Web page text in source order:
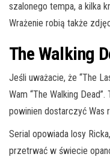
szalonego tempa, a kilka
Wrażenie robią także
The Walking
Jeśli uważacie, że “The
Wam “The Walking
powinien dostarczyć Was
Serial opowiada losy
przetrwać w świecie